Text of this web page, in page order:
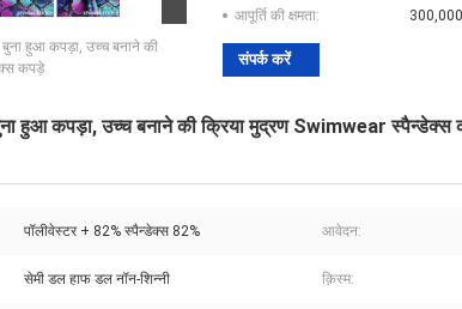
हुआ कपड़ा, उच्च बनाने की
कपड़े
आपूर्ति की क्षमता:
300,000
संपर्क करें
हुआ कपड़ा, उच्च बनाने की क्रिया मुद्रण Swimwear स्पैन्डेक्स
पॉलीवेस्टर + 82% स्पैन्डेक्स 82% आवेदन:
सेमी डल हाफ डल नॉन-शिन्नी क़िस्म: